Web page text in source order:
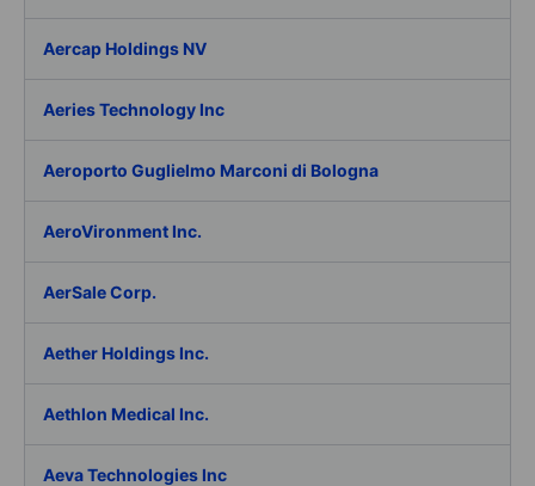
Aercap Holdings NV
Aeries Technology Inc
Aeroporto Guglielmo Marconi di Bologna
AeroVironment Inc.
AerSale Corp.
Aether Holdings Inc.
Aethlon Medical Inc.
Aeva Technologies Inc